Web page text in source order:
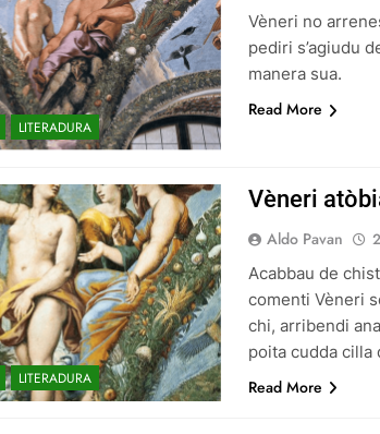
LITERADURA
Vèneri no
pediri s’agiudu
manera sua.
Read More
LITERADURA
Vèneri
Aldo Pavan
Acabbau de
comenti Vèneri
chi, arribendi
poita cudda cilla
Read More